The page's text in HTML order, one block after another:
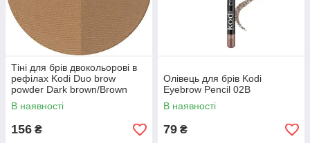
Тіні для брів двокольорові в
рефілах Kodi Duo brow
powder Dark brown/Brown
(темно-коричневий/
коричневий), 3 г
В наявності
156 ₴
Олівець для брів Kodi
Eyebrow Pencil 02B
В наявності
79 ₴